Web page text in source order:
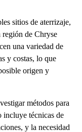
sitios de aterrizaje,
región de Chryse
una variedad de
y costas, lo que
origen y
métodos para
incluye técnicas de
y la necesidad